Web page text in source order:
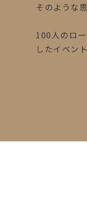
そのような
100人のロ
したイベン